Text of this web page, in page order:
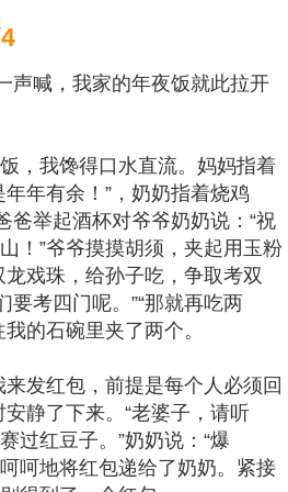
声喊，我家的年夜饭就此拉开
，我馋得口水直流。妈妈指着
年有余！”，奶奶指着烧鸡
爸举起酒杯对爷爷奶奶说：“祝
！”爷爷摸摸胡须，夹起用玉粉
戏珠，给孙子吃，争取考双
要考四门呢。”“那就再吃两
的石碗里夹了两个。
发红包，前提是每个人必须回
静了下来。“老婆子，请听
过红豆子。”奶奶说：“爆
呵地将红包递给了奶奶。紧接